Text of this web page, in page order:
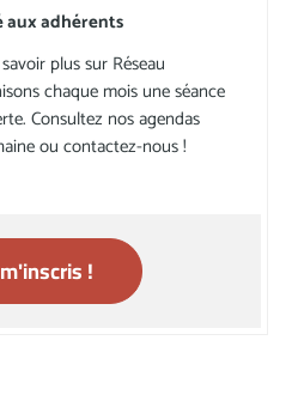
aux adhérents
plus sur Réseau
chaque mois une séance
Consultez nos agendas
ou contactez-nous !
!